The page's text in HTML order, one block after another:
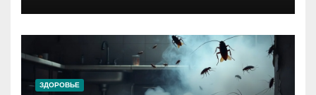
ЗДОРОВЬЕ